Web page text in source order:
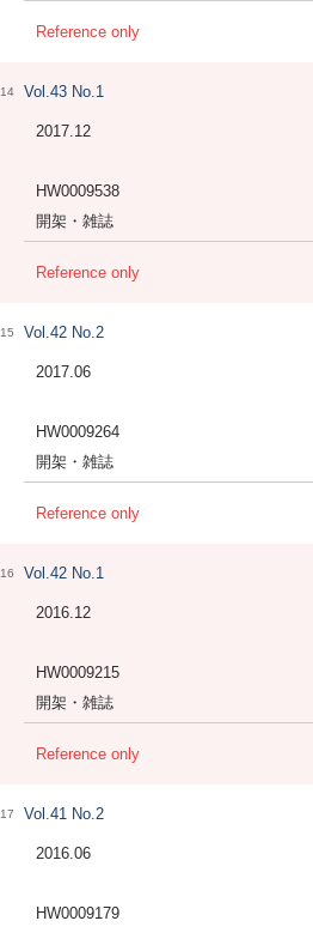
Reference only
14 Vol.43 No.1
2017.12
HW0009538
開架・雑誌
Reference only
15 Vol.42 No.2
2017.06
HW0009264
開架・雑誌
Reference only
16 Vol.42 No.1
2016.12
HW0009215
開架・雑誌
Reference only
17 Vol.41 No.2
2016.06
HW0009179